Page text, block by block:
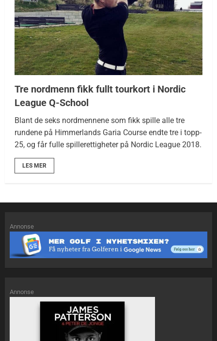
Tre nordmenn fikk fullt tourkort i Nordic
League Q-School
Blant de seks nordmennene som fikk spille alle tre
rundene på Himmerlands Garia Course endte tre i topp-
25, og får fulle spillerettigheter på Nordic League 2018.
LES MER
Annonse
Annonse